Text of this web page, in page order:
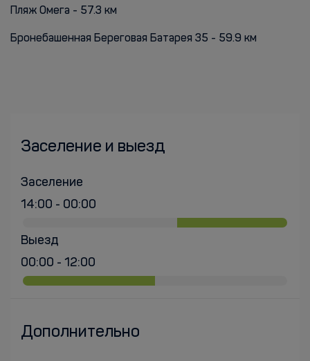
Пляж Омега - 57.3 км
Бронебашенная Береговая Батарея 35 - 59.9 км
Заселение и выезд
Заселение
14:00 - 00:00
Выезд
00:00 - 12:00
Дополнительно